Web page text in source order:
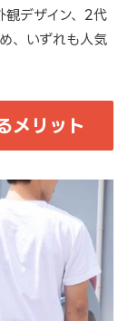
観デザイン、2代
、いずれも人気
メリット